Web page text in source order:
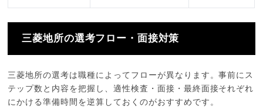
三菱地所の選考フロー・面接対策
三菱地所の選考は職種によってフローが異なります。事前にス
テップ数と内容を把握し、適性検査・面接・最終面接それぞれ
にかける準備時間を逆算しておくのがおすすめです。